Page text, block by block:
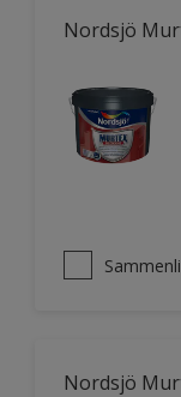
Nordsjö
Nordsjö